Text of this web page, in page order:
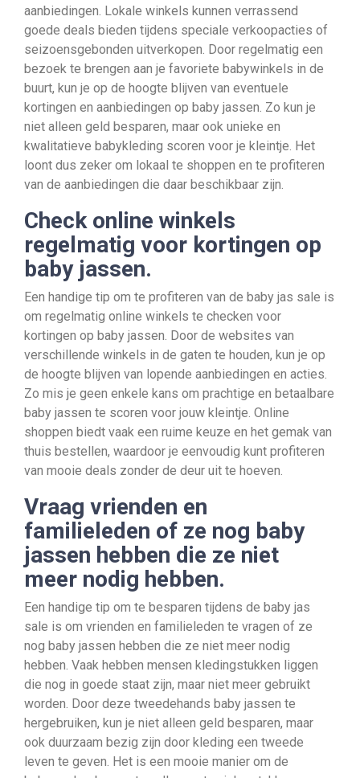
aanbiedingen. Lokale winkels kunnen verrassend
goede deals bieden tijdens speciale verkoopacties of
seizoensgebonden uitverkopen. Door regelmatig een
bezoek te brengen aan je favoriete babywinkels in de
buurt, kun je op de hoogte blijven van eventuele
kortingen en aanbiedingen op baby jassen. Zo kun je
niet alleen geld besparen, maar ook unieke en
kwalitatieve babykleding scoren voor je kleintje. Het
loont dus zeker om lokaal te shoppen en te profiteren
van de aanbiedingen die daar beschikbaar zijn.
Check online winkels
regelmatig voor kortingen op
baby jassen.
Een handige tip om te profiteren van de baby jas sale is
om regelmatig online winkels te checken voor
kortingen op baby jassen. Door de websites van
verschillende winkels in de gaten te houden, kun je op
de hoogte blijven van lopende aanbiedingen en acties.
Zo mis je geen enkele kans om prachtige en betaalbare
baby jassen te scoren voor jouw kleintje. Online
shoppen biedt vaak een ruime keuze en het gemak van
thuis bestellen, waardoor je eenvoudig kunt profiteren
van mooie deals zonder de deur uit te hoeven.
Vraag vrienden en
familieleden of ze nog baby
jassen hebben die ze niet
meer nodig hebben.
Een handige tip om te besparen tijdens de baby jas
sale is om vrienden en familieleden te vragen of ze
nog baby jassen hebben die ze niet meer nodig
hebben. Vaak hebben mensen kledingstukken liggen
die nog in goede staat zijn, maar niet meer gebruikt
worden. Door deze tweedehands baby jassen te
hergebruiken, kun je niet alleen geld besparen, maar
ook duurzaam bezig zijn door kleding een tweede
leven te geven. Het is een mooie manier om de